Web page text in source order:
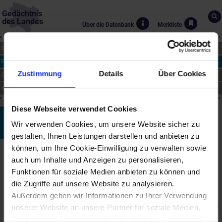
Zustimmung Details Über Cookies
Diese Webseite verwendet Cookies
Wir verwenden Cookies, um unsere Website sicher zu
gestalten, Ihnen Leistungen darstellen und anbieten zu
können, um Ihre Cookie-Einwilligung zu verwalten sowie
auch um Inhalte und Anzeigen zu personalisieren,
Funktionen für soziale Medien anbieten zu können und
die Zugriffe auf unsere Website zu analysieren.
Außerdem geben wir Informationen zu Ihrer Verwendung
unserer Website an unsere Partner für soziale Medien,
Gedächtnis
des Landes
Über die Datenbank Merkliste
PERSONEN
KUNST
Karl Graf
*16.12.1859 bis †22.9.1925
Biographie
Der in Horn geborene Maler studierte an der Kunstgewerbeschule
in Wien und arbeitete nach dem Studium als Zeichenlehrer am St.
Pöltner Landes-Lehrerseminar. Ab 1892 war an der Landes-
Oberrealschule in Wiener Neustadt tätig.
Vor dem Schuldienst unternahm Graf zahlreiche Studienreisen und